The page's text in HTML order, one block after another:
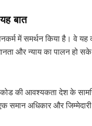
बात
में समर्थन किया है। वे
और न्याय का पालन
की आवश्यकता देश के
समान अधिकार और